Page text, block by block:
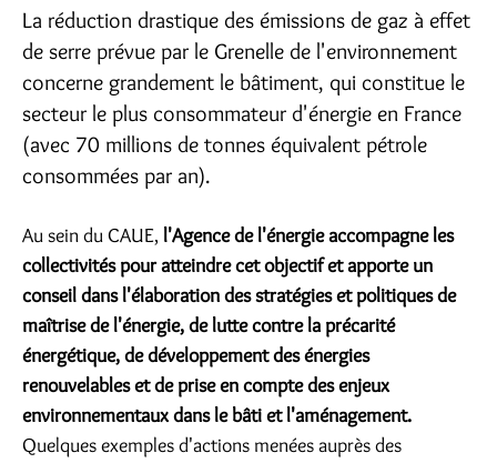
La réduction drastique des émissions de gaz à effet
de serre prévue par le Grenelle de l'environnement
concerne grandement le bâtiment, qui constitue le
secteur le plus consommateur d'énergie en France
(avec 70 millions de tonnes équivalent pétrole
consommées par an).
Au sein du CAUE, l'Agence de l'énergie accompagne les
collectivités pour atteindre cet objectif et apporte un
conseil dans l'élaboration des stratégies et politiques de
maîtrise de l'énergie, de lutte contre la précarité
énergétique, de développement des énergies
renouvelables et de prise en compte des enjeux
environnementaux dans le bâti et l'aménagement.
Quelques exemples d'actions menées auprès des